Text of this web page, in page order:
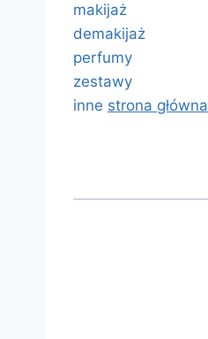
makijaż
demakijaż
perfumy
zestawy
inne strona główna